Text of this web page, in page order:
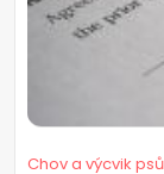
Chov a výcvik psů